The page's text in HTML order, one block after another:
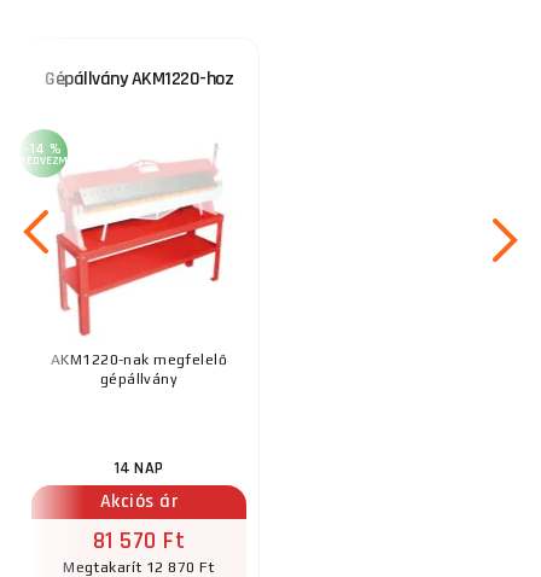
Gépállvány AKM1220-hoz
-14 %
KEDVEZMÉNY
AKM1220-nak megfelelő
gépállvány
14 NAP
Akciós ár
81 570 Ft
Megtakarít 12 870 Ft